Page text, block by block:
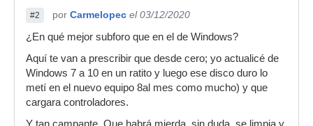
#2 por Carmelopec el 03/12/2020
¿En qué mejor subforo que en el de Windows?
Aquí te van a prescribir que desde cero; yo actualicé de
Windows 7 a 10 en un ratito y luego ese disco duro lo
metí en el nuevo equipo 8al mes como mucho) y que
cargara controladores.